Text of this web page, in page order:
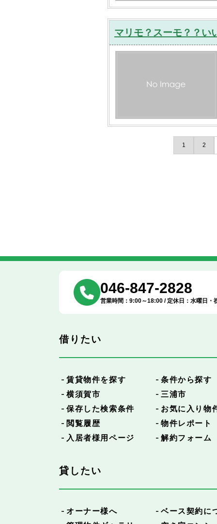
マリモ？スーモ？？い
1 2
046-847-2828
営業時間：9:00～18:00 / 定休日：水曜日・
借りたい
賃貸物件を探す
条件から探す
横須賀市
三浦市
保存した検索条件
お気に入り物
閲覧履歴
物件レポート
入居者様用ページ
解約フォーム
貸したい
オーナー様へ
ベース契約に